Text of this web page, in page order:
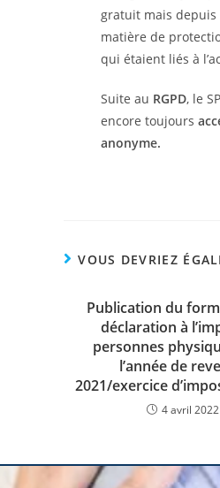
gratuit mais
matière de
qui étaient liés à
Suite au RGPD, le
encore toujours
anonyme.
VOUS DEVRIEZ
Publication du
déclaration à
personnes
l’année de
2021/exercice
4 avril 2022